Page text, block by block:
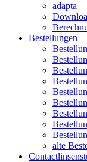
adapta
Bestellungen
alte